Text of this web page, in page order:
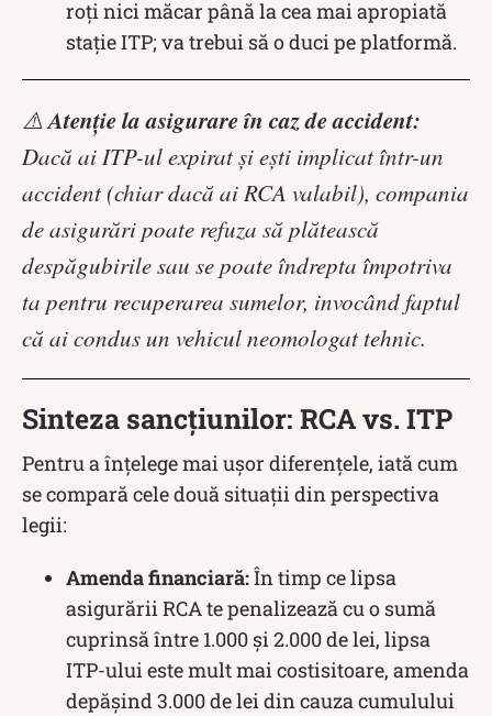
roți nici măcar până la cea mai apropiată
stație ITP; va trebui să o duci pe platformă.
⚠️Atenție la asigurare în caz de accident:
Dacă ai ITP-ul expirat și ești implicat într-un
accident (chiar dacă ai RCA valabil), compania
de asigurări poate refuza să plătească
despăgubirile sau se poate îndrepta împotriva
ta pentru recuperarea sumelor, invocând faptul
că ai condus un vehicul neomologat tehnic.
Sinteza sancțiunilor: RCA vs. ITP
Pentru a înțelege mai ușor diferențele, iată cum
se compară cele două situații din perspectiva
legii:
Amenda financiară:În timp ce lipsa
asigurării RCA te penalizează cu o sumă
cuprinsă între 1.000 și 2.000 de lei, lipsa
ITP-ului este mult mai costisitoare, amenda
depășind 3.000 de lei din cauza cumulului